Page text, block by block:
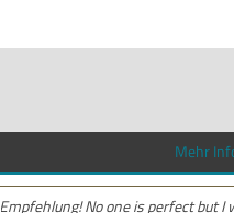
Mehr
Empfehlung! Ich habe sehr gute